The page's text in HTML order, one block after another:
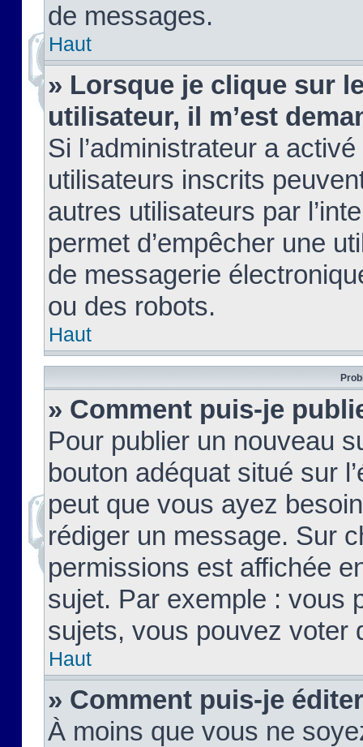
de messages.
Haut
» Lorsque je clique sur
utilisateur, il m’est
Si l’administrateur a
utilisateurs inscrits
autres utilisateurs par
permet d’empêcher une
de messagerie
ou des robots.
Haut
» Comment puis-je
Pour publier un nouveau
bouton adéquat situé sur
peut que vous ayez
rédiger un message. Sur
permissions est affichée
sujet. Par exemple : vous
sujets, vous pouvez voter
Haut
» Comment puis-je
À moins que vous ne